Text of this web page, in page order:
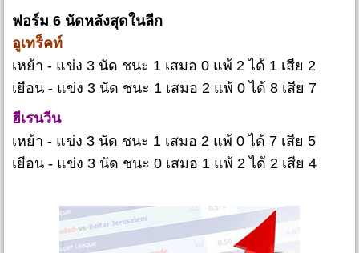
ฟอร์ม 6 นัดหลังสุดในลีก
อูเทร็คท์
เหย้า - แข่ง 3 นัด ชนะ 1 เสมอ 0 แพ้ 2 ได้ 1 เสีย 2
เยือน - แข่ง 3 นัด ชนะ 1 เสมอ 2 แพ้ 0 ได้ 8 เสีย 7
ฮีเรนวีน
เหย้า - แข่ง 3 นัด ชนะ 1 เสมอ 2 แพ้ 0 ได้ 7 เสีย 5
เยือน - แข่ง 3 นัด ชนะ 0 เสมอ 1 แพ้ 2 ได้ 2 เสีย 4